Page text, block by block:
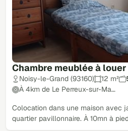
Chambre meublée à louer
Noisy-le-Grand (93160) 12 m²
À 4km de Le Perreux-sur-Ma…
Colocation dans une maison avec
quartier pavillonnaire. À 10mn à